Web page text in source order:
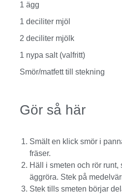
1 ägg
1 deciliter mjöl
2 deciliter mjölk
1 nypa salt (valfritt)
Smör/matfett till stekning
Gör så här
Smält en klick smör i
fräser.
Häll i smeten och rör runt,
äggröra. Stek på
Stek tills smeten börjar